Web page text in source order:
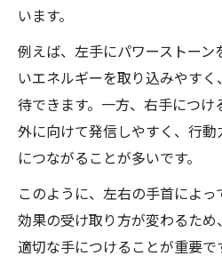
び方
願い別パワーストー
ト集
重ね付けは大丈夫？ブレ
パワーストーンブレ
意点
複数本のパワースト
るコツ
います。
例えば、左手にパワーストー
いエネルギーを取り込みやす
待できます。一方、右手につけ
外に向けて発信しやすく、行
につながることが多いです。
このように、左右の手首によ
効果の受け取り方が変わるた
適切な手につけることが重要で